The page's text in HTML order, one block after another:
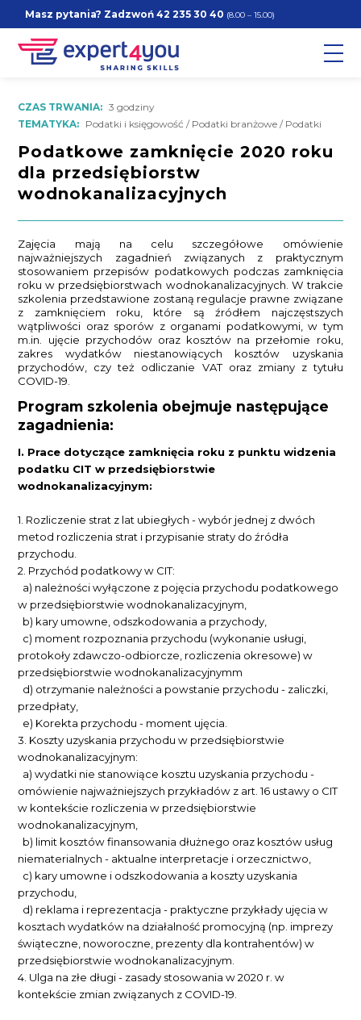
Masz pytania? Zadzwoń42 235 30 40 (8.00 – 15.00)
CZAS TRWANIA: 3 godziny
TEMATYKA: Podatki i księgowość / Podatki branżowe / Podatki
Podatkowe zamknięcie 2020 roku
dla przedsiębiorstw
wodnokanalizacyjnych
Zajęcia mają na celu szczegółowe omówienie
najważniejszych zagadnień związanych z praktycznym
stosowaniem przepisów podatkowych podczas zamknięcia
roku w przedsiębiorstwach wodnokanalizacyjnych. W trakcie
szkolenia przedstawione zostaną regulacje prawne związane
z zamknięciem roku, które są źródłem najczęstszych
wątpliwości oraz sporów z organami podatkowymi, w tym
m.in. ujęcie przychodów oraz kosztów na przełomie roku,
zakres wydatków niestanowiących kosztów uzyskania
przychodów, czy też odliczanie VAT oraz zmiany z tytułu
COVID-19.
Program szkolenia obejmuje następujące
zagadnienia:
I. Prace dotyczące zamknięcia roku z punktu widzenia
podatku CIT w przedsiębiorstwie
wodnokanalizacyjnym:
1. Rozliczenie strat z lat ubiegłych - wybór jednej z dwóch
metod rozliczenia strat i przypisanie straty do źródła
przychodu.
2. Przychód podatkowy w CIT:
a) należności wyłączone z pojęcia przychodu podatkowego
w przedsiębiorstwie wodnokanalizacyjnym,
b) kary umowne, odszkodowania a przychody,
c) moment rozpoznania przychodu (wykonanie usługi,
protokoły zdawczo-odbiorcze, rozliczenia okresowe) w
przedsiębiorstwie wodnokanalizacyjnymm
d) otrzymanie należności a powstanie przychodu - zaliczki,
przedpłaty,
e) Korekta przychodu - moment ujęcia.
3. Koszty uzyskania przychodu w przedsiębiorstwie
wodnokanalizacyjnym:
a) wydatki nie stanowiące kosztu uzyskania przychodu -
omówienie najważniejszych przykładów z art. 16 ustawy o CIT
w kontekście rozliczenia w przedsiębiorstwie
wodnokanalizacyjnym,
b) limit kosztów finansowania dłużnego oraz kosztów usług
niematerialnych - aktualne interpretacje i orzecznictwo,
c) kary umowne i odszkodowania a koszty uzyskania
przychodu,
d) reklama i reprezentacja - praktyczne przykłady ujęcia w
kosztach wydatków na działalność promocyjną (np. imprezy
świąteczne, noworoczne, prezenty dla kontrahentów) w
przedsiębiorstwie wodnokanalizacyjnym.
4. Ulga na złe długi - zasady stosowania w 2020 r. w
kontekście zmian związanych z COVID-19.